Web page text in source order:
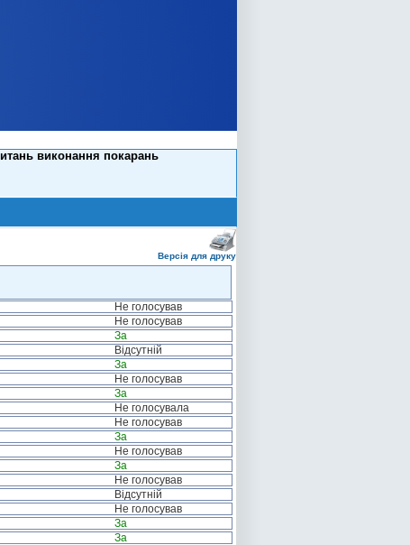
виконання покарань
Версія для друку
Не голосував
Не голосував
За
Відсутній
За
Не голосував
За
Не голосувала
Не голосував
За
Не голосував
За
Не голосував
Відсутній
Не голосував
За
За